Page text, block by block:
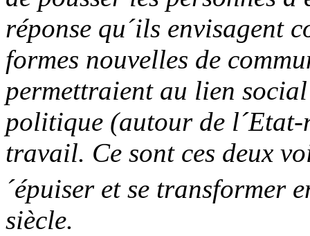
réponse qu´ils envisagent
formes nouvelles de
permettraient au lien
politique (autour de
travail. Ce sont ces deux
´épuiser et se transformer
siècle.